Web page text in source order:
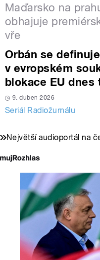
Maďarsko na
obhajuje
vře
Orbán se
v evropském
blokace EU dnes
9. duben 2026
Seriál Radiožurnálu
Největší audioportál na